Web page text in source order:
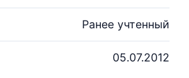
Ранее учтенный
05.07.2012